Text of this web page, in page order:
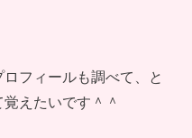
フィールも調べて、と
えたいです＾＾